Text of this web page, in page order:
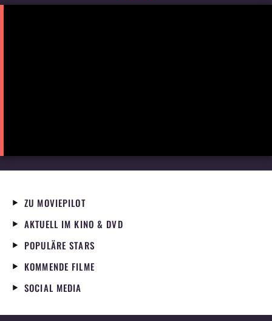
ZU MOVIEPILOT
AKTUELL IM KINO & DVD
POPULÄRE STARS
KOMMENDE FILME
SOCIAL MEDIA